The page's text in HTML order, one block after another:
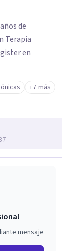
de
Terapia
en
+7 más
mensaje